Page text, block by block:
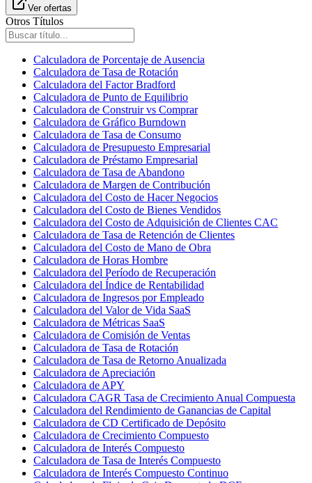
Ver ofertas
Otros Títulos
Calculadora de Porcentaje de Ausencia
Calculadora de Tasa de Rotación
Calculadora del Factor Bradford
Calculadora de Punto de Equilibrio
Calculadora de Construir vs Comprar
Calculadora de Gráfico Burndown
Calculadora de Tasa de Consumo
Calculadora de Presupuesto Empresarial
Calculadora de Préstamo Empresarial
Calculadora de Tasa de Abandono
Calculadora de Margen de Contribución
Calculadora del Costo de Hacer Negocios
Calculadora del Costo de Bienes Vendidos
Calculadora del Costo de Adquisición de Clientes CAC
Calculadora de Tasa de Retención de Clientes
Calculadora del Costo de Mano de Obra
Calculadora de Horas Hombre
Calculadora del Período de Recuperación
Calculadora del Índice de Rentabilidad
Calculadora de Ingresos por Empleado
Calculadora del Valor de Vida SaaS
Calculadora de Métricas SaaS
Calculadora de Comisión de Ventas
Calculadora de Tasa de Rotación
Calculadora de Tasa de Retorno Anualizada
Calculadora de Apreciación
Calculadora de APY
Calculadora CAGR Tasa de Crecimiento Anual Compuesta
Calculadora del Rendimiento de Ganancias de Capital
Calculadora de CD Certificado de Depósito
Calculadora de Crecimiento Compuesto
Calculadora de Interés Compuesto
Calculadora de Tasa de Interés Compuesto
Calculadora de Interés Compuesto Continuo